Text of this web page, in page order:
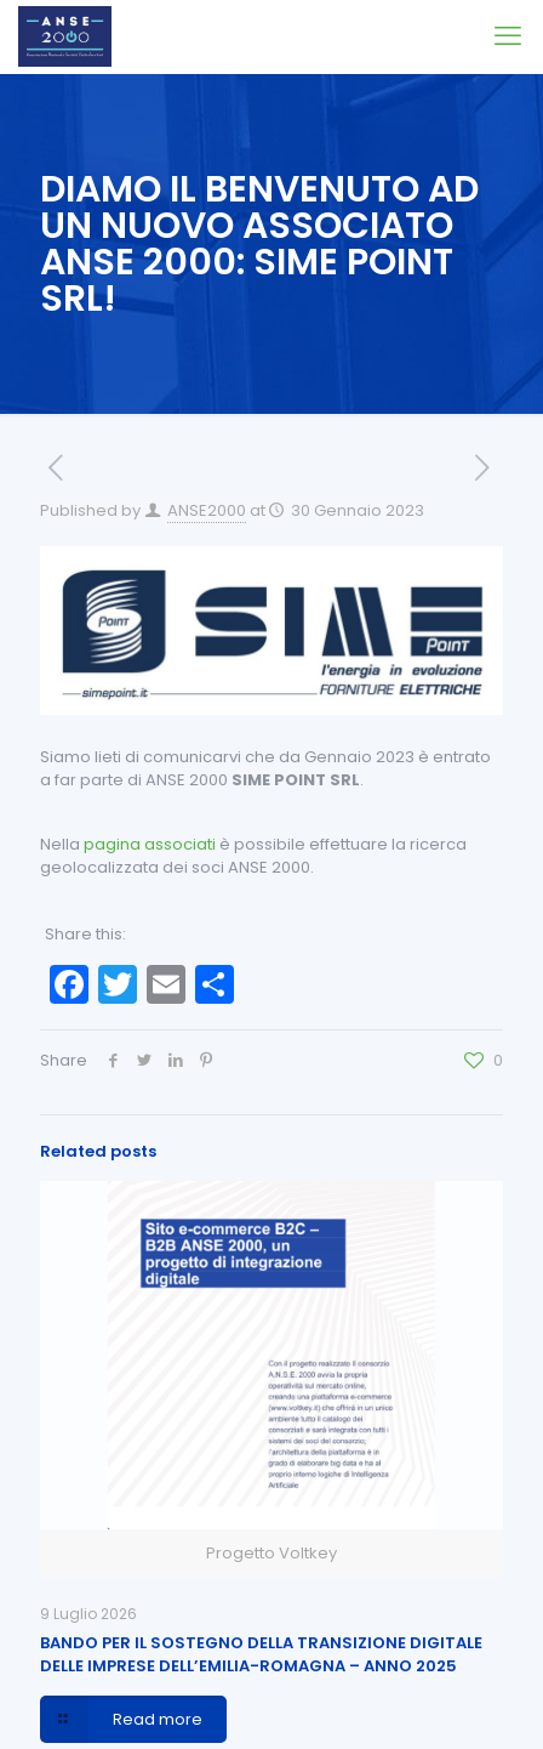
DIAMO IL BENVENUTO AD
UN NUOVO ASSOCIATO
ANSE 2000: SIME POINT
SRL!
Published by ANSE2000 at 30 Gennaio 2023
Siamo lieti di comunicarvi che da Gennaio 2023 è entrato
a far parte di ANSE 2000 SIME POINT SRL.
Nella pagina associati è possibile effettuare la ricerca
geolocalizzata dei soci ANSE 2000.
Share this:
Facebook
Twitter
EmailCondividi
Share 0
Related posts
Progetto Voltkey
9 Luglio 2026
BANDO PER IL SOSTEGNO DELLA TRANSIZIONE DIGITALE
DELLE IMPRESE DELL’EMILIA-ROMAGNA – ANNO 2025
Read more